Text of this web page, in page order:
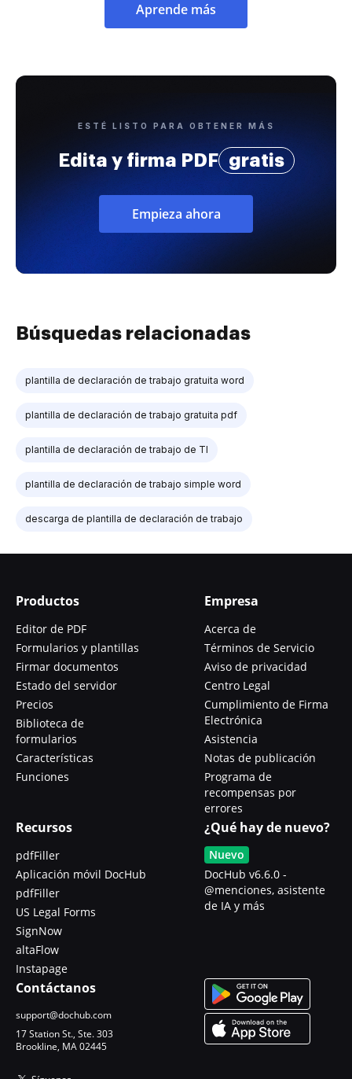
Aprende más
ESTÉ LISTO PARA OBTENER MÁS
Edita y firma PDF gratis
Empieza ahora
Búsquedas relacionadas
plantilla de declaración de trabajo gratuita word
plantilla de declaración de trabajo gratuita pdf
plantilla de declaración de trabajo de TI
plantilla de declaración de trabajo simple word
descarga de plantilla de declaración de trabajo
Productos
Editor de PDF
Formularios y plantillas
Firmar documentos
Estado del servidor
Precios
Biblioteca de
formularios
Características
Funciones
Empresa
Acerca de
Términos de Servicio
Aviso de privacidad
Centro Legal
Cumplimiento de Firma
Electrónica
Asistencia
Notas de publicación
Programa de
recompensas por
errores
Recursos
pdfFiller
Aplicación móvil DocHub
pdfFiller
US Legal Forms
SignNow
altaFlow
Instapage
¿Qué hay de nuevo?
Nuevo
DocHub v6.6.0 -
@menciones, asistente
de IA y más
Contáctanos
support@dochub.com
17 Station St., Ste. 303
Brookline, MA 02445